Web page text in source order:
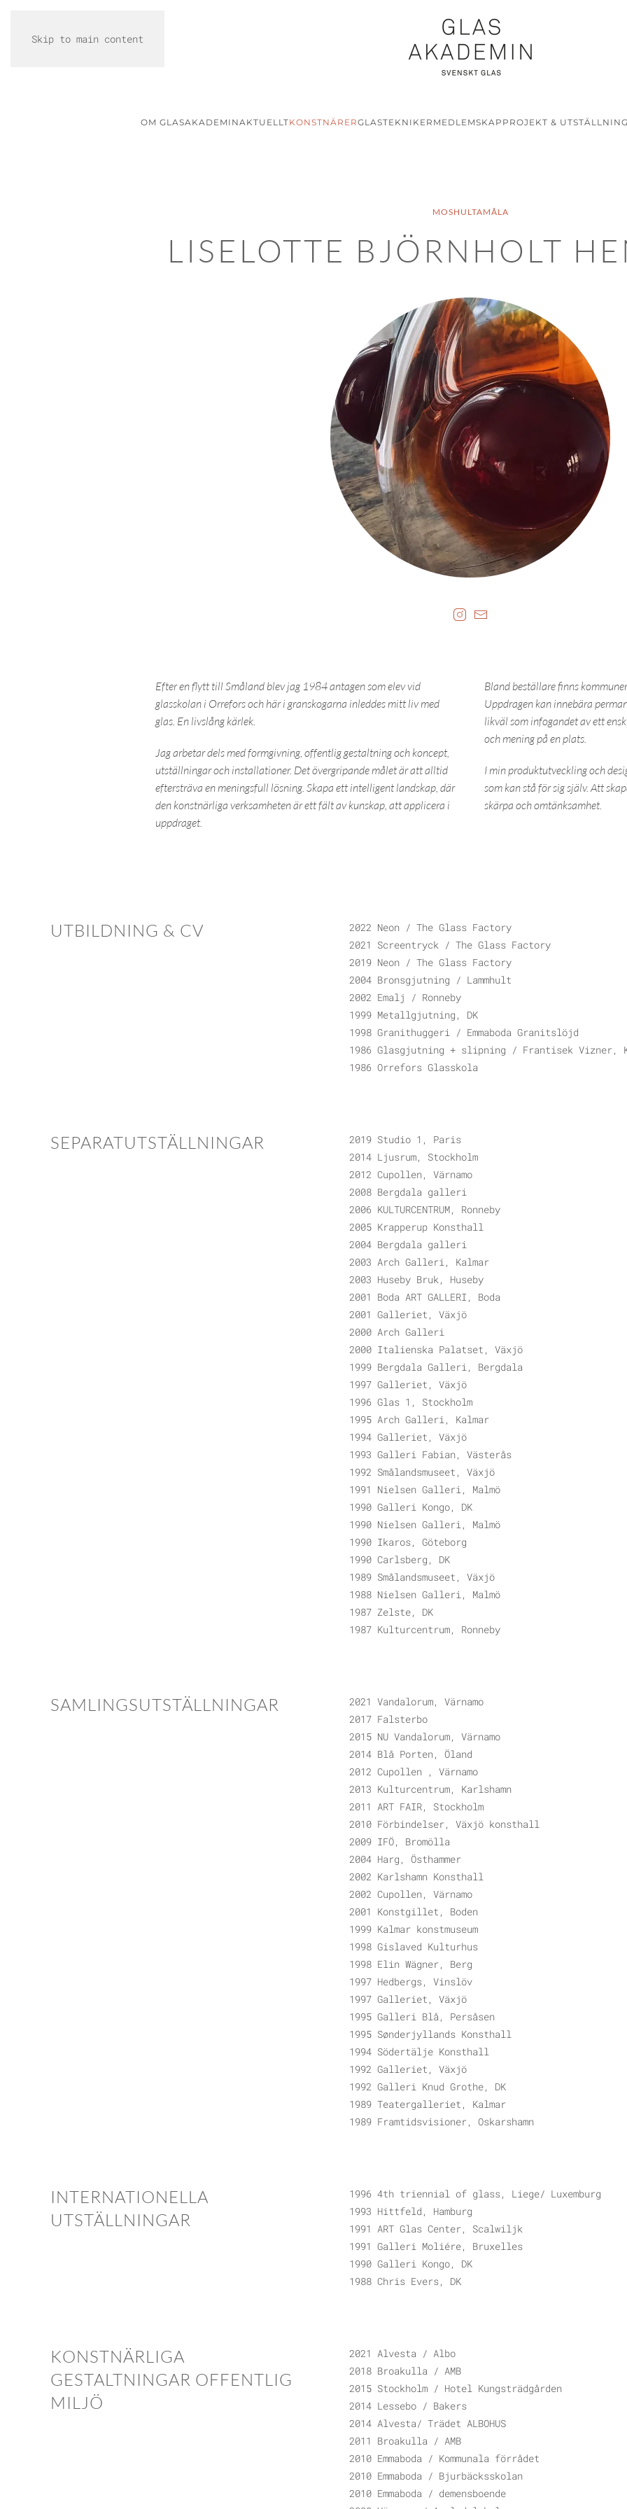
Skip to main content
OM GLASAKADEMINAKTUELLTKONSTNÄRERGLASTEKNIKER MEDLEMSKAP PROJEKT &
MOSHULTAMÅLA
LISELOTTE BJÖRNHOLT
Efter en flytt till Småland blev jag 1984 antagen som elev vid
glasskolan i Orrefors och här i granskogarna inleddes mitt liv med
glas. En livslång kärlek.
Jag arbetar dels med formgivning, offentlig gestaltning och koncept,
utställningar och installationer. Det övergripande målet är att alltid
eftersträva en meningsfull lösning. Skapa ett intelligent landskap, där
den konstnärliga verksamheten är ett fält av kunskap, att applicera i
uppdraget.
Bland beställare finns
Uppdragen kan innebära
likväl som infogandet av ett
och mening på en plats.
I min produktutveckling och
som kan stå för sig själv. Att
skärpa och omtänksamhet.
UTBILDNING & CV
2022 Neon / The Glass Factory
2021 Screentryck / The Glass Factory
2019 Neon / The Glass Factory
2004 Bronsgjutning / Lammhult
2002 Emalj / Ronneby
1999 Metallgjutning, DK
1998 Granithuggeri / Emmaboda Granitslöjd
1986 Glasgjutning + slipning / Frantisek Vizner,
1986 Orrefors Glasskola
SEPARATUTSTÄLLNINGAR
2019 Studio 1, Paris
2014 Ljusrum, Stockholm
2012 Cupollen, Värnamo
2008 Bergdala galleri
2006 KULTURCENTRUM, Ronneby
2005 Krapperup Konsthall
2004 Bergdala galleri
2003 Arch Galleri, Kalmar
2003 Huseby Bruk, Huseby
2001 Boda ART GALLERI, Boda
2001 Galleriet, Växjö
2000 Arch Galleri
2000 Italienska Palatset, Växjö
1999 Bergdala Galleri, Bergdala
1997 Galleriet, Växjö
1996 Glas 1, Stockholm
1995 Arch Galleri, Kalmar
1994 Galleriet, Växjö
1993 Galleri Fabian, Västerås
1992 Smålandsmuseet, Växjö
1991 Nielsen Galleri, Malmö
1990 Galleri Kongo, DK
1990 Nielsen Galleri, Malmö
1990 Ikaros, Göteborg
1990 Carlsberg, DK
1989 Smålandsmuseet, Växjö
1988 Nielsen Galleri, Malmö
1987 Zelste, DK
1987 Kulturcentrum, Ronneby
SAMLINGSUTSTÄLLNINGAR
2021 Vandalorum, Värnamo
2017 Falsterbo
2015 NU Vandalorum, Värnamo
2014 Blå Porten, Öland
2012 Cupollen , Värnamo
2013 Kulturcentrum, Karlshamn
2011 ART FAIR, Stockholm
2010 Förbindelser, Växjö konsthall
2009 IFÖ, Bromölla
2004 Harg, Östhammer
2002 Karlshamn Konsthall
2002 Cupollen, Värnamo
2001 Konstgillet, Boden
1999 Kalmar konstmuseum
1998 Gislaved Kulturhus
1998 Elin Wägner, Berg
1997 Hedbergs, Vinslöv
1997 Galleriet, Växjö
1995 Galleri Blå, Persåsen
1995 Sønderjyllands Konsthall
1994 Södertälje Konsthall
1992 Galleriet, Växjö
1992 Galleri Knud Grothe, DK
1989 Teatergalleriet, Kalmar
1989 Framtidsvisioner, Oskarshamn
INTERNATIONELLA
UTSTÄLLNINGAR
1996 4th triennial of glass, Liege/ Luxemburg
1993 Hittfeld, Hamburg
1991 ART Glas Center, Scalwiljk
1991 Galleri Moliére, Bruxelles
1990 Galleri Kongo, DK
1988 Chris Evers, DK
KONSTNÄRLIGA
GESTALTNINGAR OFFENTLIG
MILJÖ
2021 Alvesta / Albo
2018 Broakulla / AMB
2015 Stockholm / Hotel Kungsträdgården
2014 Lessebo / Bakers
2014 Alvesta/ Trädet ALBOHUS
2011 Broakulla / AMB
2010 Emmaboda / Kommunala förrådet
2010 Emmaboda / Bjurbäcksskolan
2010 Emmaboda / demensboende